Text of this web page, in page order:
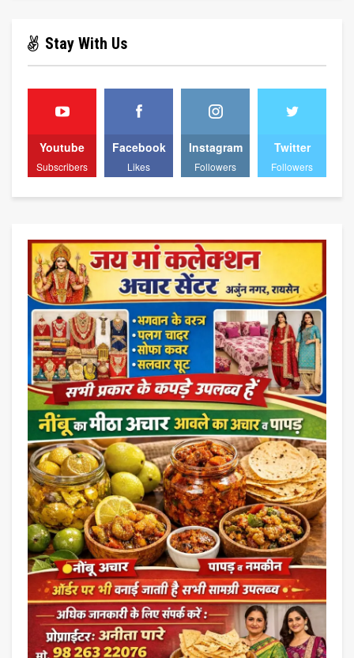
Stay With Us
Youtube
Subscribers
Facebook
Likes
Instagram
Followers
Twitter
Followers